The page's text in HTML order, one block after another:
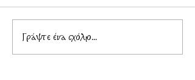
Μάνης: Λόγος εις την
εορτή της
Γράψτε ένα σχόλιο...